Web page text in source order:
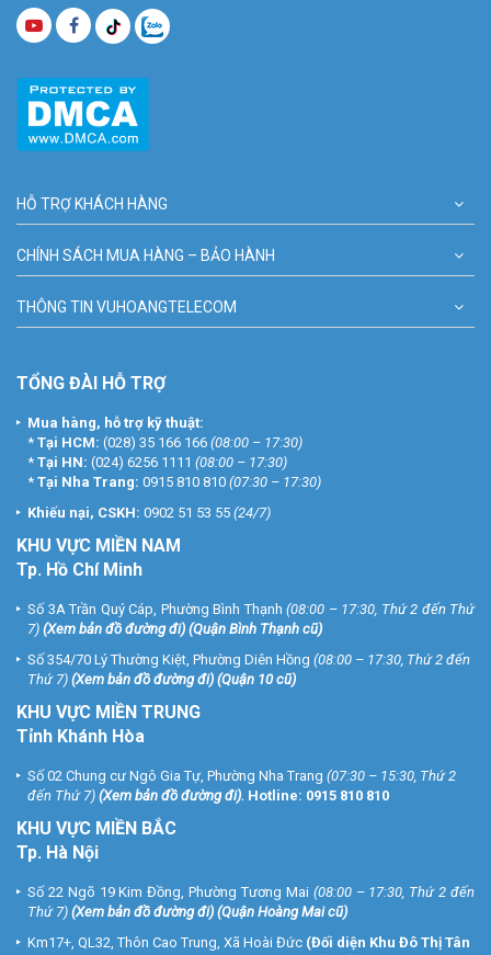
HỖ TRỢ KHÁCH HÀNG
CHÍNH SÁCH MUA HÀNG – BẢO HÀNH
THÔNG TIN VUHOANGTELECOM
TỔNG ĐÀI HỖ TRỢ
Mua hàng, hỗ trợ kỹ thuật:
* Tại HCM: (028) 35 166 166 (08:00 – 17:30)
* Tại HN: (024) 6256 1111 (08:00 – 17:30)
* Tại Nha Trang: 0915 810 810 (07:30 – 17:30)
Khiếu nại, CSKH: 0902 51 53 55 (24/7)
KHU VỰC MIỀN NAM
Tp. Hồ Chí Minh
Số 3A Trần Quý Cáp, Phường Bình Thạnh (08:00 – 17:30, Thứ 2 đến Thứ
7) (Xem bản đồ đường đi) (Quận Bình Thạnh cũ)
Số 354/70 Lý Thường Kiệt, Phường Diên Hồng (08:00 – 17:30, Thứ 2 đến
Thứ 7) (Xem bản đồ đường đi) (Quận 10 cũ)
KHU VỰC MIỀN TRUNG
Tỉnh Khánh Hòa
Số 02 Chung cư Ngô Gia Tự, Phường Nha Trang (07:30 – 15:30, Thứ 2
đến Thứ 7) (Xem bản đồ đường đi). Hotline: 0915 810 810
KHU VỰC MIỀN BẮC
Tp. Hà Nội
Số 22 Ngõ 19 Kim Đồng, Phường Tương Mai (08:00 – 17:30, Thứ 2 đến
Thứ 7) (Xem bản đồ đường đi) (Quận Hoàng Mai cũ)
Km17+, QL32, Thôn Cao Trung, Xã Hoài Đức (Đối diện Khu Đô Thị Tân